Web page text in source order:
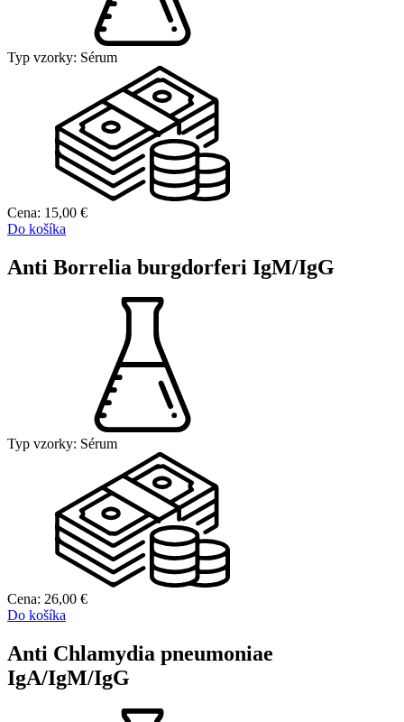
Typ vzorky: Sérum
Cena: 15,00 €
Do košíka
Anti Borrelia burgdorferi IgM/IgG
Typ vzorky: Sérum
Cena: 26,00 €
Do košíka
Anti Chlamydia pneumoniae
IgA/IgM/IgG